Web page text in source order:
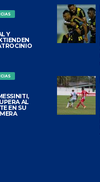
Y
AL
EN SU